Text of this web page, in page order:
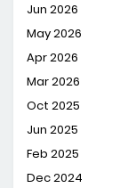
Jun 2026
May 2026
Apr 2026
Mar 2026
Oct 2025
Jun 2025
Feb 2025
Dec 2024